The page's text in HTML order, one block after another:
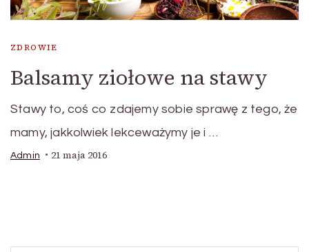
ZDROWIE
Balsamy ziołowe na stawy
Stawy to, coś co zdajemy sobie sprawę z tego, że
mamy, jakkolwiek lekceważymy je i …
Admin 21 maja 2016